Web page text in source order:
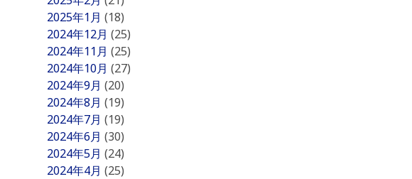
2025年1月 (18)
2024年12月 (25)
2024年11月 (25)
2024年10月 (27)
2024年9月 (20)
2024年8月 (19)
2024年7月 (19)
2024年6月 (30)
2024年5月 (24)
2024年4月 (25)